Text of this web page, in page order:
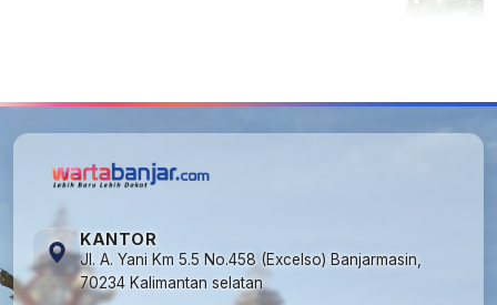
KANTOR
Jl. A. Yani Km 5.5 No.458 (Excelso) Banjarmasin,
70234 Kalimantan selatan